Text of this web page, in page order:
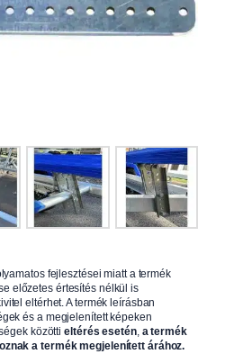
fejlesztései miatt a termék
előzetes értesítés nélkül is
eltérhet. A termék leírásban
és a megjelenített képeken
közöttieltérés esetén, a termék
a termék megjelenített árához.